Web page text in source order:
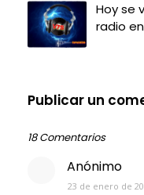
Hoy se
radio
Publicar un
18 Comentarios
Anónimo
23 de enero de